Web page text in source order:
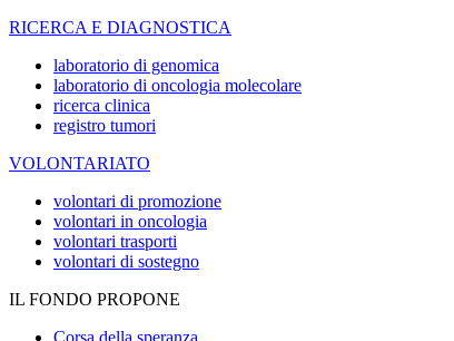
RICERCA E DIAGNOSTICA
laboratorio di genomica
laboratorio di oncologia molecolare
ricerca clinica
registro tumori
VOLONTARIATO
volontari di promozione
volontari in oncologia
volontari trasporti
volontari di sostegno
IL FONDO PROPONE
Corsa della speranza